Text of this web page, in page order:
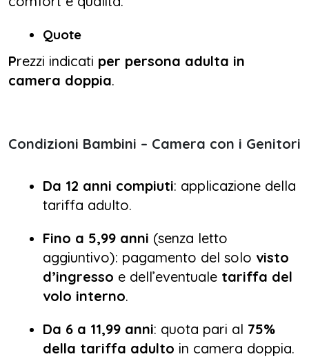
Quote
Prezzi indicati per persona adulta in
camera doppia.
Condizioni Bambini – Camera con i Genitori
Da 12 anni compiuti: applicazione della
tariffa adulto.
Fino a 5,99 anni (senza letto
aggiuntivo): pagamento del solo visto
d’ingresso e dell’eventuale tariffa del
volo interno.
Da 6 a 11,99 anni: quota pari al 75%
della tariffa adulto in camera doppia.